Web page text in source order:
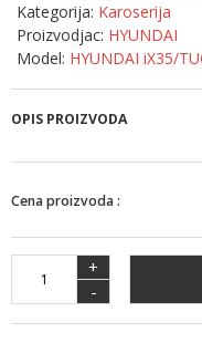
Kategorija: Karoserija
Proizvodjac: HYUNDAI
Model: HYUNDAI iX35/
OPIS PROIZVODA
Cena proizvoda :
+
-